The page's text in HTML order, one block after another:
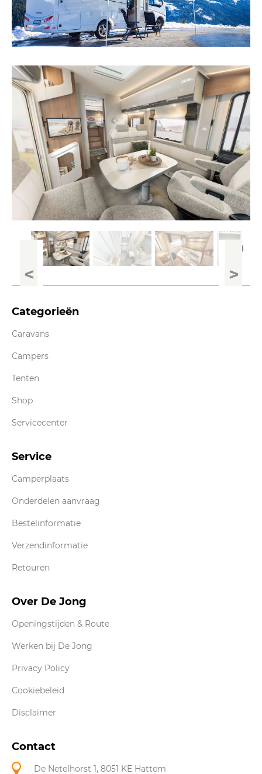
Categorieën
Caravans
Campers
Tenten
Shop
Servicecenter
Service
Camperplaats
Onderdelen aanvraag
Bestelinformatie
Verzendinformatie
Retouren
Over De Jong
Openingstijden & Route
Werken bij De Jong
Privacy Policy
Cookiebeleid
Disclaimer
Contact
De Netelhorst 1, 8051 KE Hattem